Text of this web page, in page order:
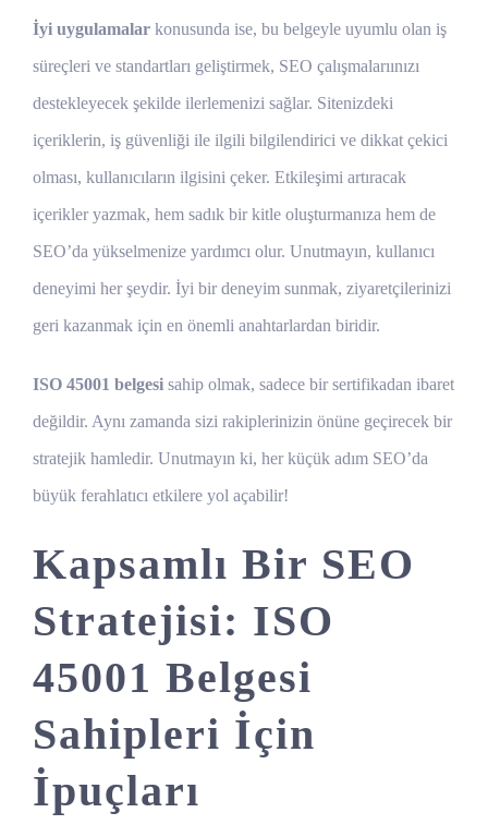
İyi uygulamalar konusunda ise, bu belgeyle uyumlu olan iş
süreçleri ve standartları geliştirmek, SEO çalışmalarıınızı
destekleyecek şekilde ilerlemenizi sağlar. Sitenizdeki
içeriklerin, iş güvenliği ile ilgili bilgilendirici ve dikkat çekici
olması, kullanıcıların ilgisini çeker. Etkileşimi artıracak
içerikler yazmak, hem sadık bir kitle oluşturmanıza hem de
SEO’da yükselmenize yardımcı olur. Unutmayın, kullanıcı
deneyimi her şeydir. İyi bir deneyim sunmak, ziyaretçilerinizi
geri kazanmak için en önemli anahtarlardan biridir.
ISO 45001 belgesi sahip olmak, sadece bir sertifikadan ibaret
değildir. Aynı zamanda sizi rakiplerinizin önüne geçirecek bir
stratejik hamledir. Unutmayın ki, her küçük adım SEO’da
büyük ferahlatıcı etkilere yol açabilir!
Kapsamlı Bir SEO
Stratejisi: ISO
45001 Belgesi
Sahipleri İçin
İpuçları